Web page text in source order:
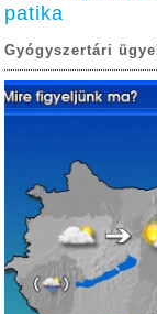
patika
Gyógyszertári